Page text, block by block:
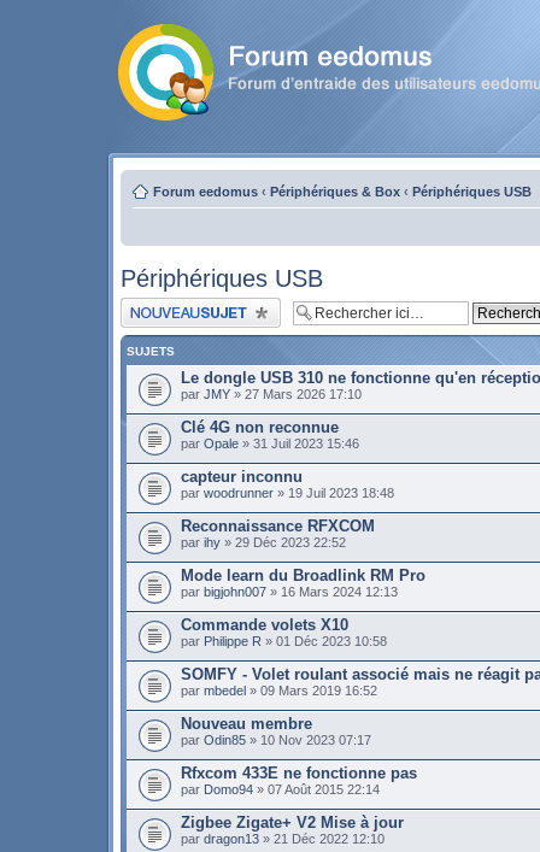
Forum eedomus ‹ Périphériques & Box ‹ Périphériques USB
Périphériques USB
Publier un nouveau sujet
SUJETS
Le dongle USB 310 ne fonctionne qu'en
par JMY » 27 Mars 2026 17:10
Clé 4G non reconnue
par Opale » 31 Juil 2023 15:46
capteur inconnu
par woodrunner » 19 Juil 2023 18:48
Reconnaissance RFXCOM
par ihy » 29 Déc 2023 22:52
Mode learn du Broadlink RM Pro
par bigjohn007 » 16 Mars 2024 12:13
Commande volets X10
par Philippe R » 01 Déc 2023 10:58
SOMFY - Volet roulant associé mais ne réagit
par mbedel » 09 Mars 2019 16:52
Nouveau membre
par Odin85 » 10 Nov 2023 07:17
Rfxcom 433E ne fonctionne pas
par Domo94 » 07 Août 2015 22:14
Zigbee Zigate+ V2 Mise à jour
par dragon13 » 21 Déc 2022 12:10